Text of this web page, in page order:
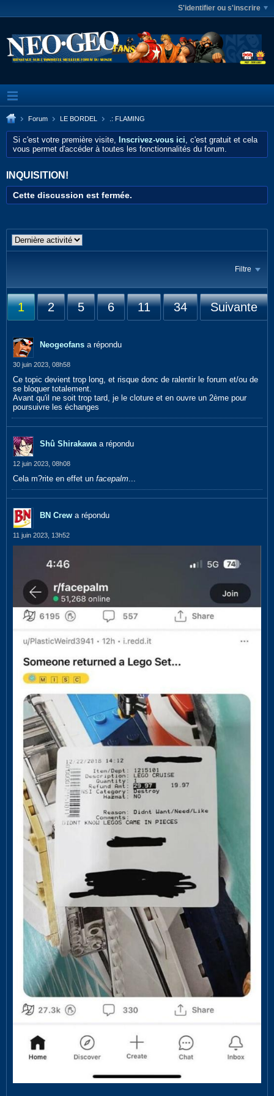
S'identifier ou s'inscrire
Forum LE BORDEL .: FLAMING
Si c'est votre première visite, Inscrivez-vous ici, c'est gratuit et cela
vous permet d'accéder à toutes les fonctionnalités du forum.
INQUISITION!
Cette discussion est fermée.
Filtre
1 2 5 6 11 34 Suivante
Neogeofans a répondu
30 juin 2023, 08h58
Ce topic devient trop long, et risque donc de ralentir le forum et/ou de
se bloquer totalement.
Avant qu'il ne soit trop tard, je le cloture et en ouvre un 2ème pour
poursuivre les échanges
Shû Shirakawaa répondu
12 juin 2023, 08h08
Cela m?rite en effet un facepalm...
BN Crew a répondu
11 juin 2023, 13h52